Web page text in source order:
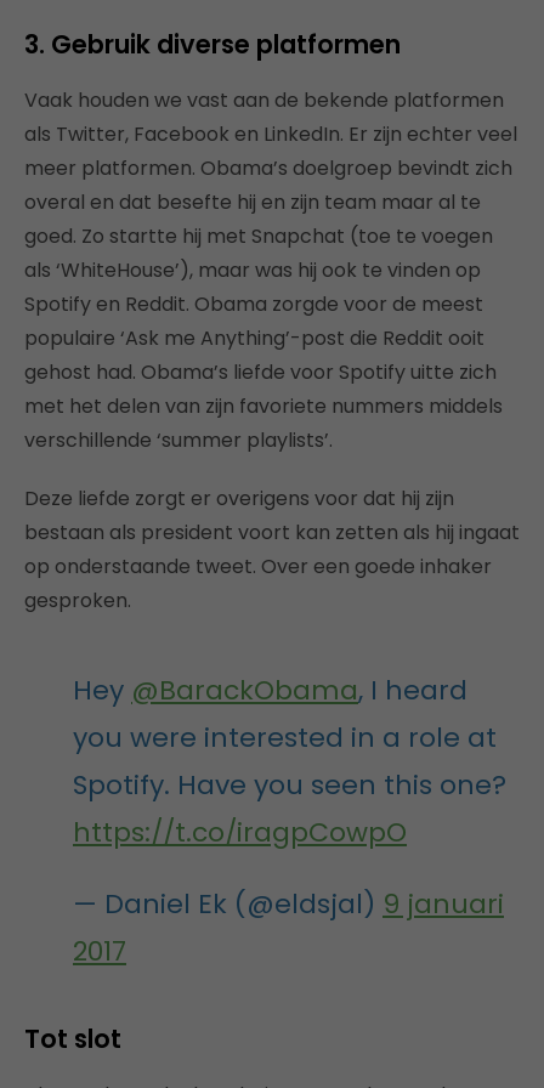
3. Gebruik diverse platformen
Vaak houden we vast aan de bekende platformen
als Twitter, Facebook en LinkedIn. Er zijn echter veel
meer platformen. Obama’s doelgroep bevindt zich
overal en dat besefte hij en zijn team maar al te
goed. Zo startte hij met Snapchat (toe te voegen
als ‘WhiteHouse’), maar was hij ook te vinden op
Spotify en Reddit. Obama zorgde voor de meest
populaire ‘Ask me Anything’-post die Reddit ooit
gehost had. Obama’s liefde voor Spotify uitte zich
met het delen van zijn favoriete nummers middels
verschillende ‘summer playlists’.
Deze liefde zorgt er overigens voor dat hij zijn
bestaan als president voort kan zetten als hij ingaat
op onderstaande tweet. Over een goede inhaker
gesproken.
Hey @BarackObama, I heard
you were interested in a role at
Spotify. Have you seen this one?
https://t.co/iragpCowpO
— Daniel Ek (@eldsjal) 9 januari
2017
Tot slot